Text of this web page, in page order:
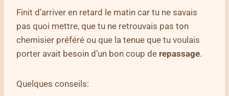
Finit d’arriver en retard le matin car tu ne savais
pas quoi mettre, que tu ne retrouvais pas ton
chemisier préféré ou que la tenue que tu voulais
porter avait besoin d’un bon coup de repassage.
Quelques conseils: